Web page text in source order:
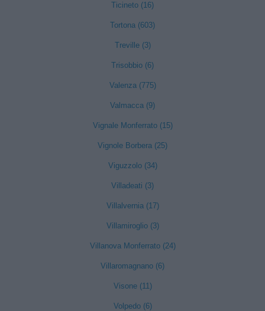
Ticineto (16)
Tortona (603)
Treville (3)
Trisobbio (6)
Valenza (775)
Valmacca (9)
Vignale Monferrato (15)
Vignole Borbera (25)
Viguzzolo (34)
Villadeati (3)
Villalvernia (17)
Villamiroglio (3)
Villanova Monferrato (24)
Villaromagnano (6)
Visone (11)
Volpedo (6)